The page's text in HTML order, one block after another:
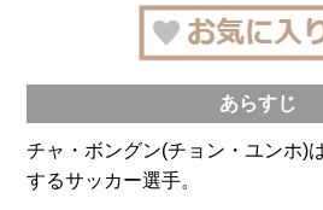
あらすじ
チャ・ボングン(チョン・ユンホ)
するサッカー選手。